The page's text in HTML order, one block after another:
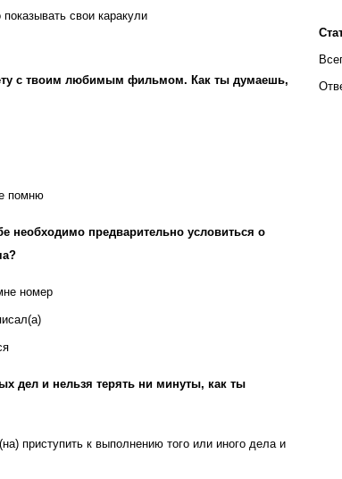
свои каракули
с твоим любимым фильмом. Как ты думаешь,
помню
необходимо предварительно условиться о
номер
дел и нельзя терять ни минуты, как ты
приступить к выполнению того или иного дела и